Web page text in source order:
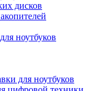
дисков
ноутбуков
для ноутбуков